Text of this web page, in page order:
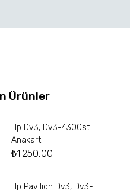
Ürünler
Hp Dv3, Dv3-4300st
Anakart
₺1.250,00
Hp Pavilion Dv3, Dv3-